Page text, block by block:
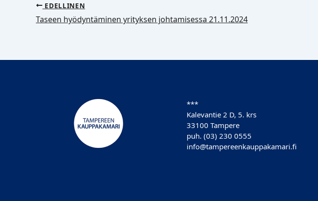
EDELLINEN
Taseen hyödyntäminen yrityksen johtamisessa 21.11.2024
***
Kalevantie 2 D, 5. krs
33100 Tampere
puh. (03) 230 0555
info@tampereenkauppakamari.fi